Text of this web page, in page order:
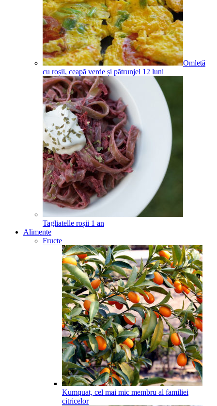
Omletă
cu roșii, ceapă verde și pătrunjel 12 luni
Tagliatelle roșii 1 an
Alimente
Fructe
Kumquat, cel mai mic membru al familiei
citricelor